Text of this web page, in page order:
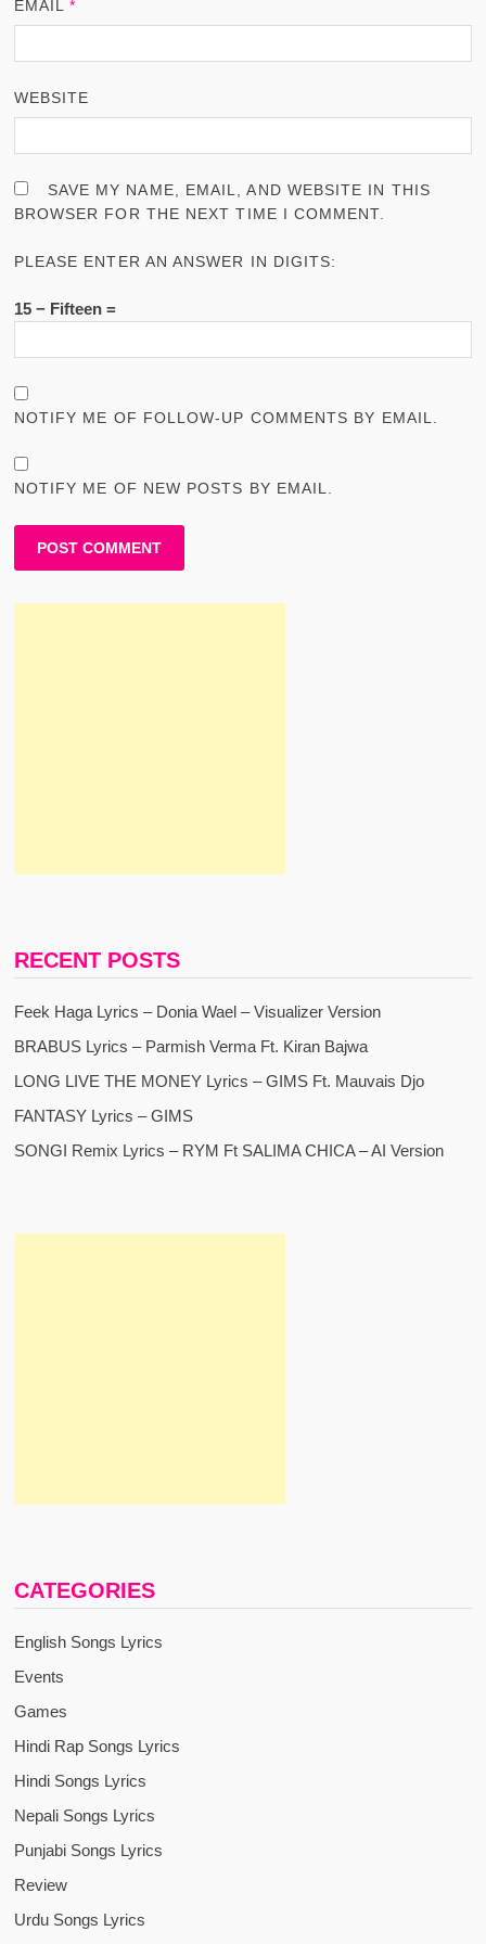
EMAIL*
WEBSITE
SAVE MY NAME, EMAIL, AND WEBSITE IN THIS
BROWSER FOR THE NEXT TIME I COMMENT.
PLEASE ENTER AN ANSWER IN DIGITS:
15 − Fifteen =
NOTIFY ME OF FOLLOW-UP COMMENTS BY EMAIL.
NOTIFY ME OF NEW POSTS BY EMAIL.
RECENT POSTS
Feek Haga Lyrics – Donia Wael – Visualizer Version
BRABUS Lyrics – Parmish Verma Ft. Kiran Bajwa
LONG LIVE THE MONEY Lyrics – GIMS Ft. Mauvais Djo
FANTASY Lyrics – GIMS
SONGI Remix Lyrics – RYM Ft SALIMA CHICA – AI Version
CATEGORIES
English Songs Lyrics
Events
Games
Hindi Rap Songs Lyrics
Hindi Songs Lyrics
Nepali Songs Lyrics
Punjabi Songs Lyrics
Review
Urdu Songs Lyrics